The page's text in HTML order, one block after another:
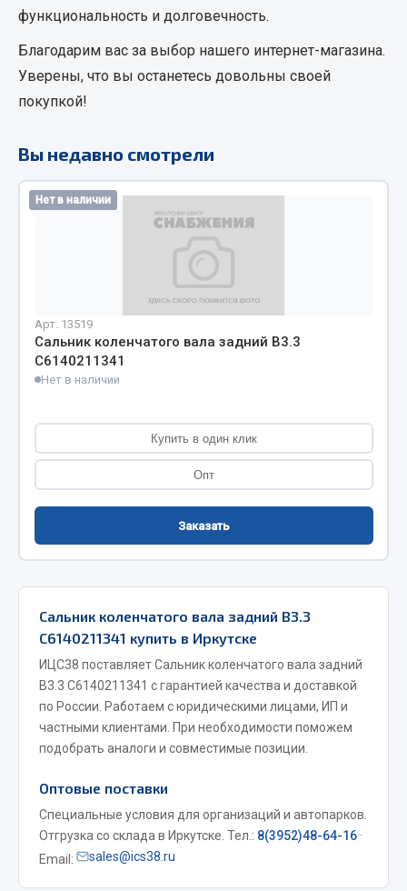
Весь раздел
МЕТИЗЫ
Пресс-масленки
Показать ещё
Весь раздел
Camozzi
Угольники
Весь раздел
Инструмент
Автомобильный инструмент
Крепежный инструмент
Режущий инструмент
Силовое оборудование
функциональность и долговечность.
Благодарим вас за выбор нашего интернет-магазина.
Уверены, что вы останетесь довольны своей
покупкой!
Вы недавно смотрели
Нет в наличии
Арт. 13519
Сальник коленчатого вала задний B3.3
С6140211341
Нет в наличии
Купить в один клик
Опт
Заказать
Сальник коленчатого вала задний B3.3
С6140211341 купить в Иркутске
ИЦС38 поставляет Сальник коленчатого вала задний
B3.3 С6140211341 с гарантией качества и доставкой
по России. Работаем с юридическими лицами, ИП и
частными клиентами. При необходимости поможем
подобрать аналоги и совместимые позиции.
Оптовые поставки
Специальные условия для организаций и автопарков.
Отгрузка со склада в Иркутске. Тел.: 8(3952)48-64-16 ·
Email:
sales@ics38.ru